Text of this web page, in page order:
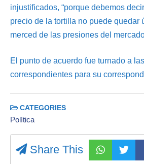
injustificados, “porque debemos
precio de la tortilla no puede quedar
merced de las presiones del
El punto de acuerdo fue turnado a
correspondientes para su
CATEGORIES
Política
Share This